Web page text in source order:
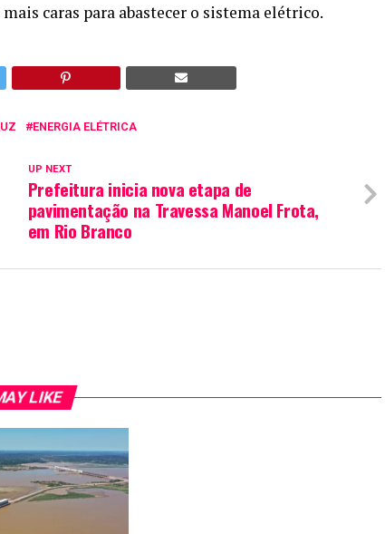
caras para abastecer o sistema elétrico.
ENERGIA ELÉTRICA
UP NEXT
Prefeitura inicia nova etapa de
pavimentação na Travessa Manoel Frota,
em Rio Branco
LIKE